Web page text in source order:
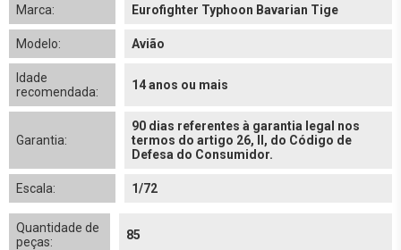
Marca: Eurofighter Typhoon Bavarian Tige
Modelo: Avião
Idade
recomendada:
14 anos ou mais
Garantia:
90 dias referentes à garantia legal nos
termos do artigo 26, II, do Código de
Defesa do Consumidor.
Escala: 1/72
Quantidade de
peças:
85